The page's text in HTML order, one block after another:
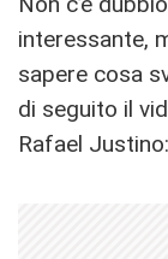
interessante,
sapere cosa
di seguito il
Rafael Justino: